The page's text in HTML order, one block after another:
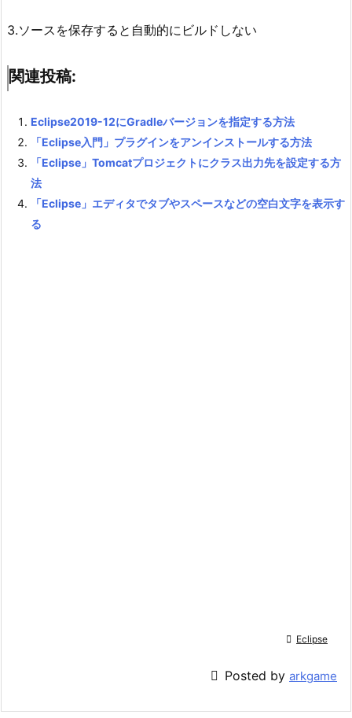
3.ソースを保存すると自動的にビルドしない
関連投稿:
Eclipse2019-12にGradleバージョンを指定する方法
「Eclipse入門」プラグインをアンインストールする方法
「Eclipse」Tomcatプロジェクトにクラス出力先を設定する方
法
「Eclipse」エディタでタブやスペースなどの空白文字を表示す
る
 Eclipse
 Posted by arkgame